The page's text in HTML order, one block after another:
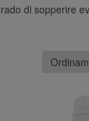
di sopperire